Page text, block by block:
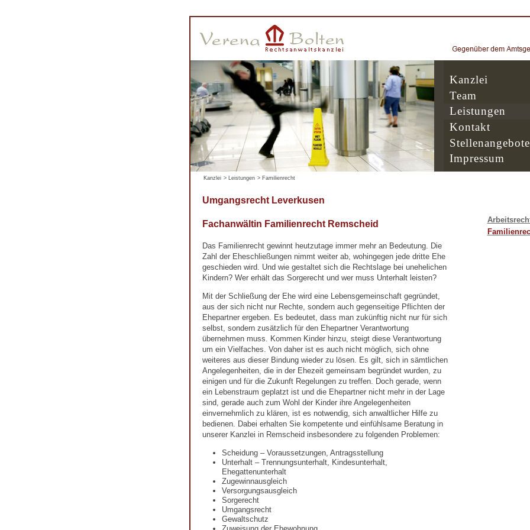
Kanzlei
Team
Leistungen
Kontakt
Stellenangebote
Impressum
Kanzlei > Leistungen > Familienrecht
Umgangsrecht Leverkusen
Fachanwältin Familienrecht Remscheid
Das Familienrecht gewinnt heutzutage immer mehr an Bedeutung. Die
Zahl der Eheschließungen nimmt weiter ab, wohingegen jede dritte Ehe
geschieden wird. Und wie gestaltet sich die Rechtslage bei unehelichen
Kindern? Wer erhält das Sorgerecht und wer muss Unterhalt leisten?
Mit der Schließung der Ehe wird eine Lebensgemeinschaft gegründet,
aus der sich nicht nur Rechte, sondern auch gegenseitige Pflichten der
Ehepartner ergeben. Es bedeutet, dass man zukünftig nicht nur für sich
selbst, sondern zusätzlich für den Ehepartner Verantwortung
übernehmen muss. Kommen Kinder hinzu, steigt diese Verantwortung
um ein Vielfaches. Von daher ist es auch nicht möglich, sich ohne
weiteres aus dieser Bindung wieder zu lösen. Es gilt, sich in sämtlichen
Angelegenheiten, die in der Ehezeit gemeinsam begründet wurden, zu
einigen und für die Zukunft Regelungen zu treffen. Doch gerade, wenn
ein Lebenstraum geplatzt ist und die Ehepartner nicht mehr in der Lage
sind, gerade auch zum Wohl der Kinder ihre Angelegenheiten
einvernehmlich zu klären, ist es notwendig, sich anwaltlicher Hilfe zu
bedienen. Dabei erhalten Sie kompetente und einfühlsame Beratung in
unserer Kanzlei in Remscheid insbesondere zu folgenden Problemen:
Scheidung – Voraussetzungen, Antragsstellung
Unterhalt – Trennungsunterhalt, Kindesunterhalt,
Ehegattenunterhalt
Zugewinnausgleich
Versorgungsausgleich
Sorgerecht
Umgangsrecht
Gewaltschutz